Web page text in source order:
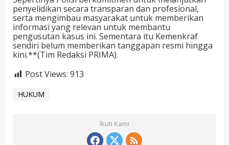
penyelidikan secara transparan dan profesional,
serta mengimbau masyarakat untuk memberikan
informasi yang relevan untuk membantu
pengusutan kasus ini. Sementara itu Kemenkraf
sendiri belum memberikan tanggapan resmi hingga
kini.**(Tim Redaksi PRIMA).
Post Views: 913
HUKUM
Ikuti Kami